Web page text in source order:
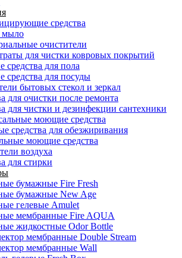
средства
мыло
очистители
для чистки ковровых покрытий
для пола
для посуды
бытовых стекол и зеркал
для очистки после ремонта
для чистки и дезинфекции сантехники
моющие средства
средства для обезжиривания
моющие средства
воздуха
для стирки
бумажные Fire Fresh
бумажные New Age
гелевые Amulet
мембранные Fire AQUA
жидкостные Odor Bottle
мембранные Double Stream
мембранные Wall